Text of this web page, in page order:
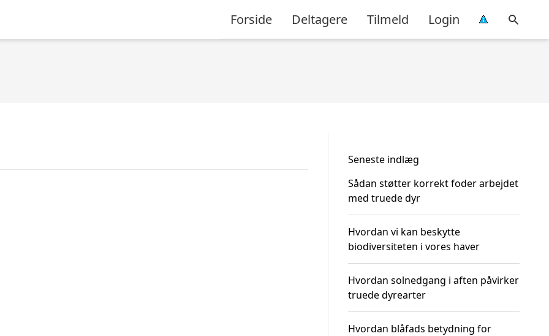
Forside Deltagere Tilmeld Login
Seneste indlæg
Sådan støtter korrekt foder arbejdet
med truede dyr
Hvordan vi kan beskytte
biodiversiteten i vores haver
Hvordan solnedgang i aften påvirker
truede dyrearter
Hvordan blåfads betydning for